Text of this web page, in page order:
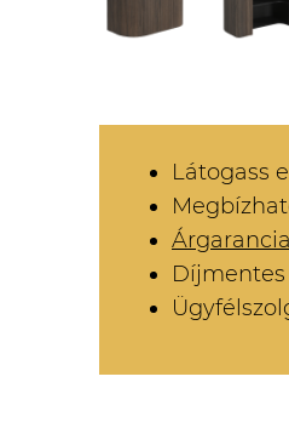
Látogass el
Árgarancia